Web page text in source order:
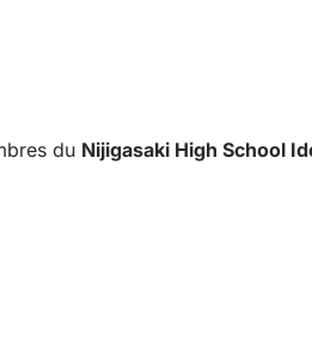
du Nijigasaki High School